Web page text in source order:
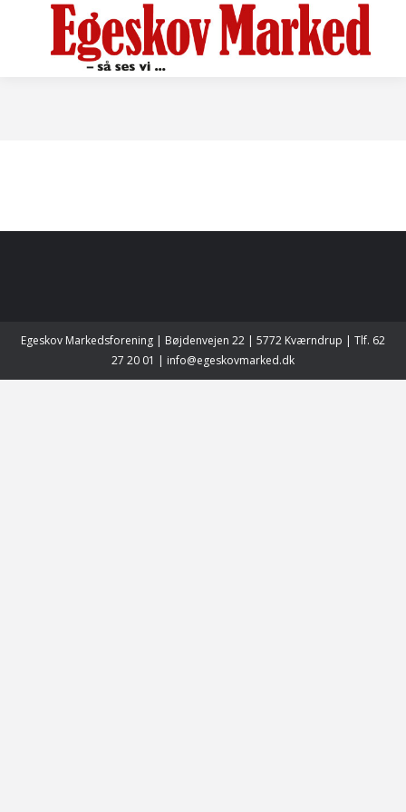
Egeskov Markedsforening | Bøjdenvejen 22 | 5772 Kværndrup | Tlf. 62
27 20 01 | info@egeskovmarked.dk